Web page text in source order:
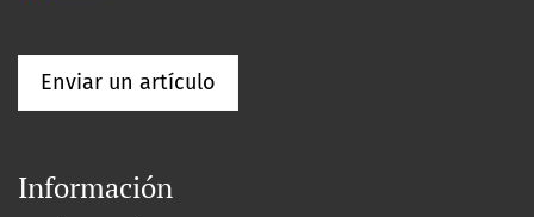
Enviar un artículo
Información